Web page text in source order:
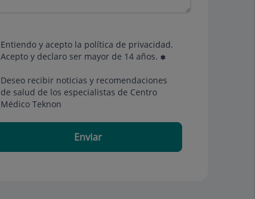
Entiendo y acepto la política de privacidad.
Acepto y declaro ser mayor de 14 años.
Deseo recibir noticias y recomendaciones
de salud de los especialistas de Centro
Médico Teknon
Enviar